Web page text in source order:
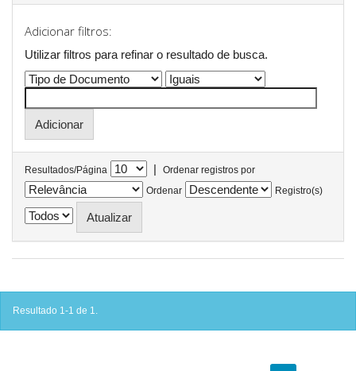
Adicionar filtros:
Utilizar filtros para refinar o resultado de busca.
Resultados/Página |
Ordenar registros por
Ordenar
Registro(s)
Resultado 1-1 de 1.